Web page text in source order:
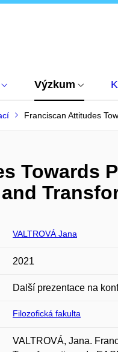
Výzkum
Franciscan Attitudes
Towards
VALTROVÁ Jana
2021
Další prezentace na
Filozofická fakulta
VALTROVÁ, Jana.